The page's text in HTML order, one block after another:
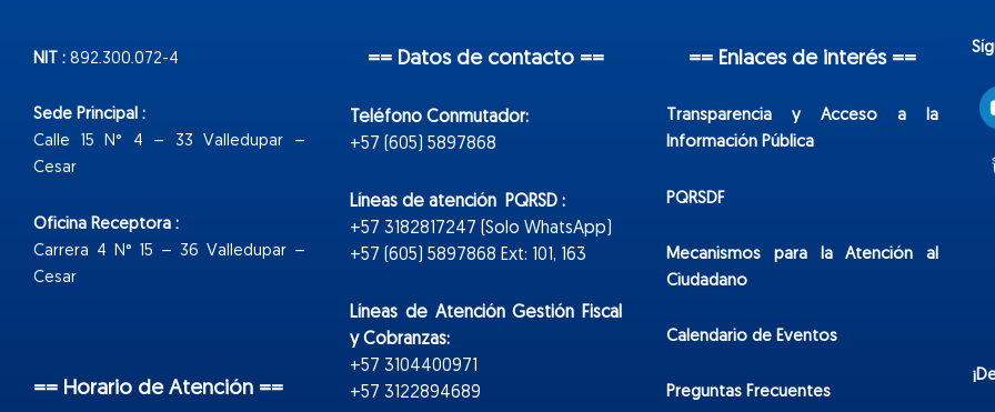
NIT : 892.300.072-4
Sede Principal :
Calle 15 N° 4 – 33 Valledupar –
Cesar
Oficina Receptora :
Carrera 4 N° 15 – 36 Valledupar –
Cesar
== Horario de Atención ==
== Datos de contacto ==
Teléfono Conmutador:
+57 (605) 5897868
Líneas de atención PQRSD :
+57 3182817247 (Solo WhatsApp)
+57 (605) 5897868 Ext: 101, 163
Líneas de Atención Gestión Fiscal
y Cobranzas:
+57 3104400971
+57 3122894689
== Enlaces de interés ==
Transparencia y Acceso a la
Información Pública
PQRSDF
Mecanismos para la Atención al
Ciudadano
Calendario de Eventos
Preguntas Frecuentes